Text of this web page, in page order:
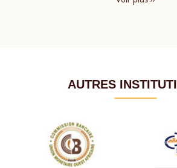
AUTRES